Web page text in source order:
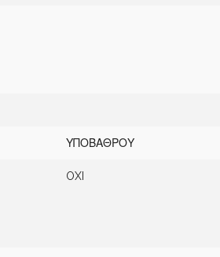
ΥΠΟΒΑΘΡΟΥ
OXI